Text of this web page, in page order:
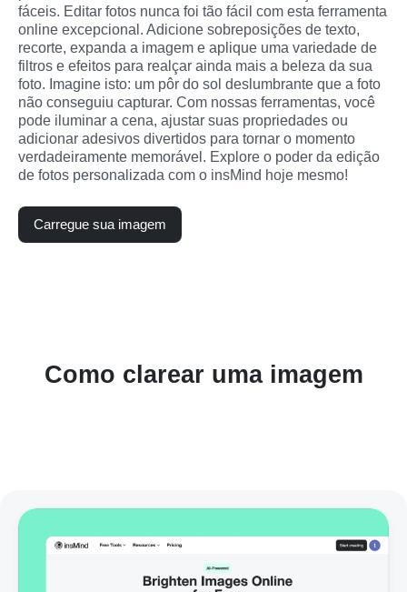
fáceis. Editar fotos nunca foi tão fácil com esta ferramenta
online excepcional. Adicione sobreposições de texto,
recorte, expanda a imagem e aplique uma variedade de
filtros e efeitos para realçar ainda mais a beleza da sua
foto. Imagine isto: um pôr do sol deslumbrante que a foto
não conseguiu capturar. Com nossas ferramentas, você
pode iluminar a cena, ajustar suas propriedades ou
adicionar adesivos divertidos para tornar o momento
verdadeiramente memorável. Explore o poder da edição
de fotos personalizada com o insMind hoje mesmo!
Carregue sua imagem
Como clarear uma imagem